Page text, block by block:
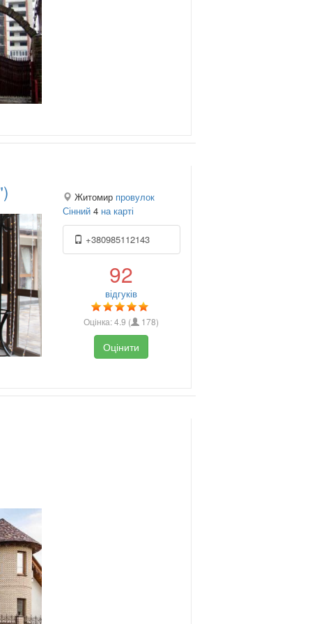
Житомир провулок
Сінний4 на карті
+380985112143
92
відгуків
Оцінка:4.9 ( 178)
Оцінити